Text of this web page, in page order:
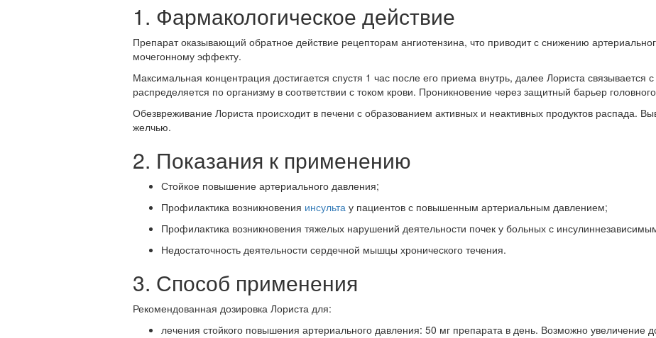
1. Фармакологическое действие
Препарат оказывающий обратное действие рецепторам ангиотензина, что приводит с снижению
мочегонному эффекту.
Максимальная концентрация достигается спустя 1 час после его приема внутрь, далее Лориста
распределяется по организму в соответствии с током крови. Проникновение через защитный барьер
Обезвреживание Лориста происходит в печени с образованием активных и неактивных продуктов распада.
желчью.
2. Показания к применению
Стойкое повышение артериального давления;
Профилактика возникновения инсульта у пациентов с повышенным артериальным давлением;
Профилактика возникновения тяжелых нарушений деятельности почек у больных с
Недостаточность деятельности сердечной мышцы хронического течения.
3. Способ применения
Рекомендованная дозировка Лориста для:
лечения стойкого повышения артериального давления: 50 мг препарата в день. Возможно увеличение